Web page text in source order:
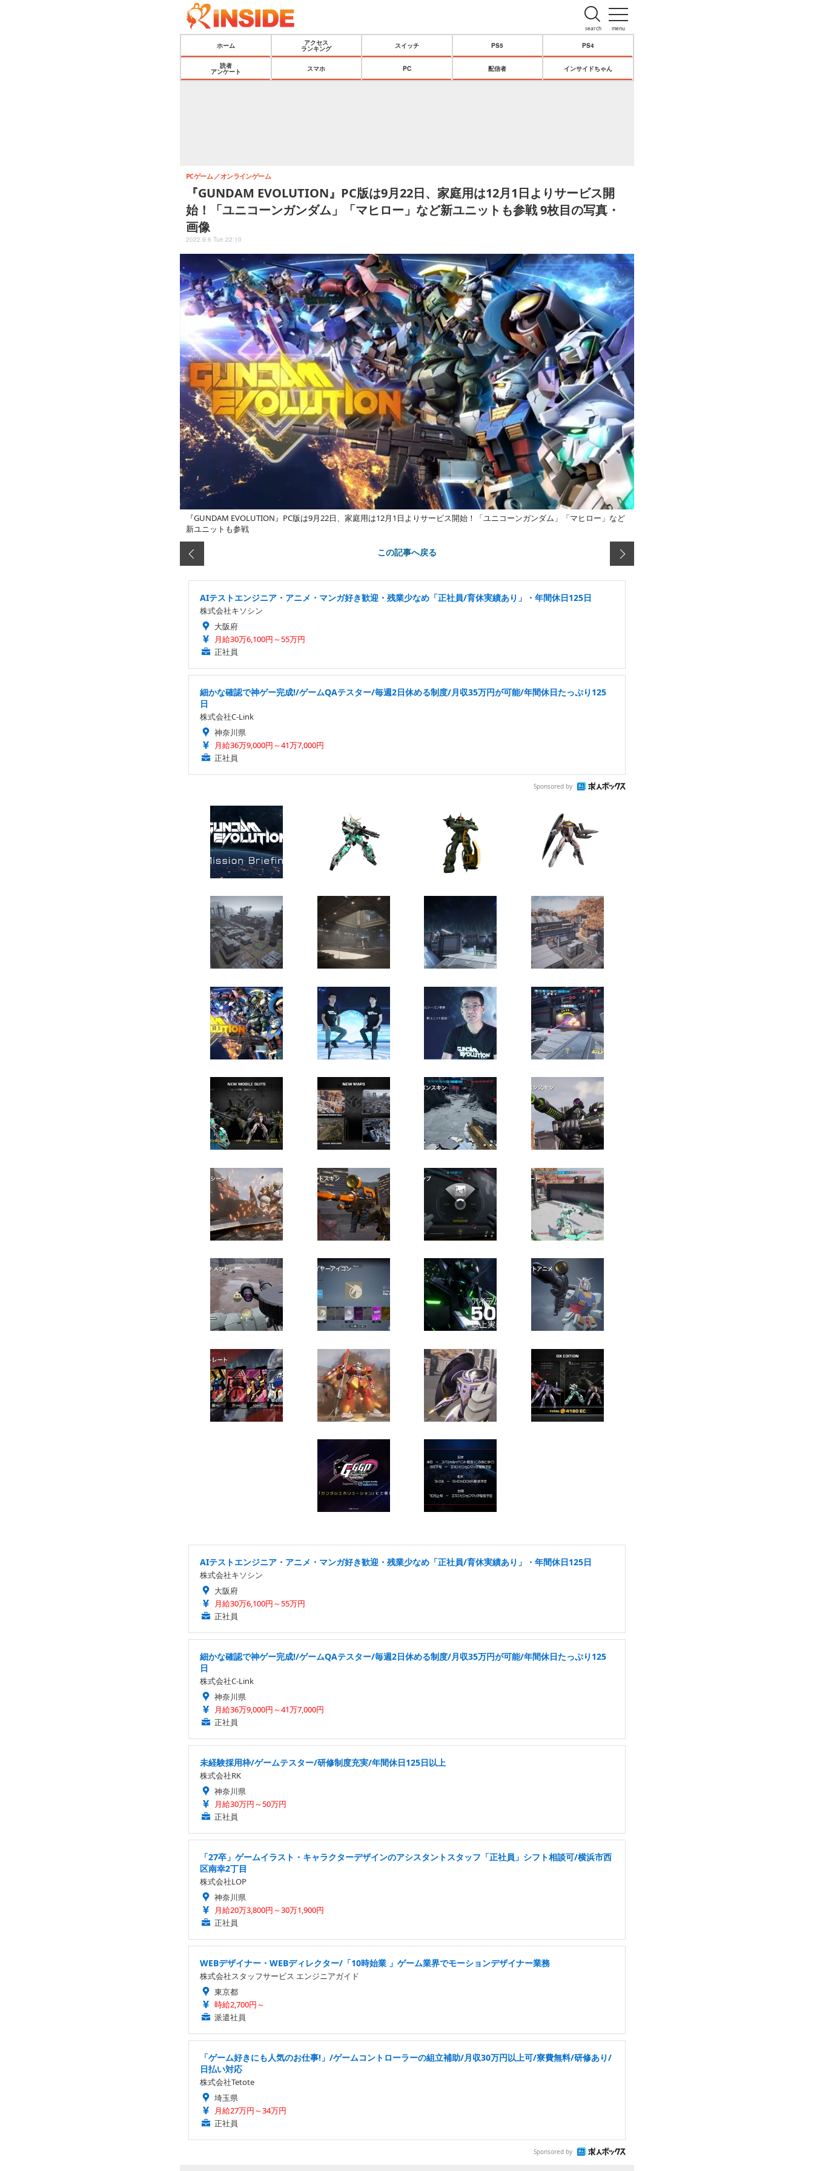
menu
search
ホーム
アクセス
ランキング
スイッチ PS5 PS4
読者
アンケート
スマホ PC 配信者 インサイドちゃん
『GUNDAM EVOLUTION』PC版は9月22日、家庭用は12月1日よりサービス開
始！「ユニコーンガンダム」「マヒロー」など新ユニットも参戦 9枚目の写真・
画像
PCゲーム オンラインゲーム
2022.9.6 Tue 22:10
『GUNDAM EVOLUTION』PC版は9月22日、家庭用は12月1日よりサービス開始！「ユニコーンガンダム」「マヒロー」など
新ユニットも参戦
この記事へ戻る
AIテストエンジニア・アニメ・マンガ好き歓迎・残業少なめ「正社員/育休実績あり」・年間休日125日
株式会社キソシン
大阪府
月給30万6,100円～55万円
正社員
細かな確認で神ゲー完成!/ゲームQAテスター/毎週2日休める制度/月収35万円が可能/年間休日たっぷり125
日
株式会社C-Link
神奈川県
月給36万9,000円～41万7,000円
正社員
Sponsored by
AIテストエンジニア・アニメ・マンガ好き歓迎・残業少なめ「正社員/育休実績あり」・年間休日125日
株式会社キソシン
大阪府
月給30万6,100円～55万円
正社員
細かな確認で神ゲー完成!/ゲームQAテスター/毎週2日休める制度/月収35万円が可能/年間休日たっぷり125
日
株式会社C-Link
神奈川県
月給36万9,000円～41万7,000円
正社員
未経験採用枠/ゲームテスター/研修制度充実/年間休日125日以上
株式会社RK
神奈川県
月給30万円～50万円
正社員
「27卒」ゲームイラスト・キャラクターデザインのアシスタントスタッフ「正社員」シフト相談可/横浜市西
区南幸2丁目
株式会社LOP
神奈川県
月給20万3,800円～30万1,900円
正社員
WEBデザイナー・WEBディレクター/「10時始業 」ゲーム業界でモーションデザイナー業務
株式会社スタッフサービス エンジニアガイド
東京都
時給2,700円～
派遣社員
「ゲーム好きにも人気のお仕事!」/ゲームコントローラーの組立補助/月収30万円以上可/寮費無料/研修あり/
日払い対応
株式会社Tetote
埼玉県
月給27万円～34万円
正社員
Sponsored by